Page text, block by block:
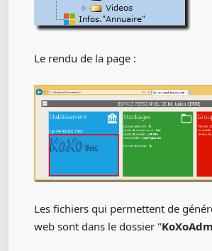
Le rendu de la page :
Les fichiers qui permettent de
web sont dans le dossier "